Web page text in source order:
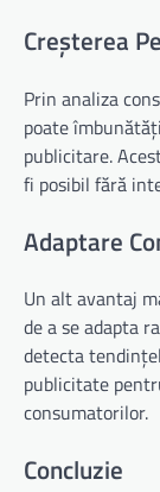
Creșterea
Prin analiza
poate
publicitare.
fi posibil fără
Adaptare
Un alt avantaj
de a se adapta
detecta
publicitate
consumatorilor.
Concluzie